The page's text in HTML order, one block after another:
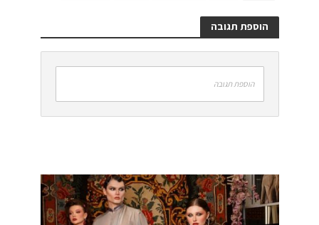
הוספת תגובה
הוספת תגובה